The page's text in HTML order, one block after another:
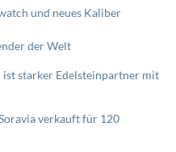
und neues Kaliber
der Welt
ist starker Edelsteinpartner mit
verkauft für 120